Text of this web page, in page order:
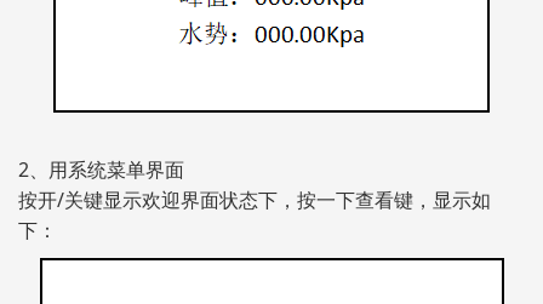
2、用系统菜单界面
按开/关键显示欢迎界面状态下，按一下查看键，显示如
下：